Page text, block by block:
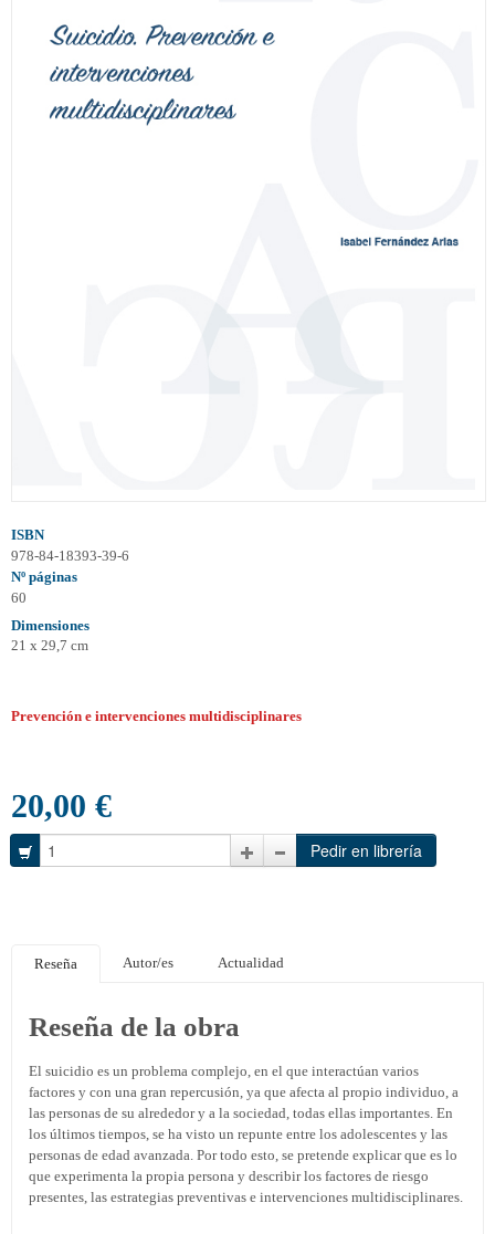
ISBN
978-84-18393-39-6
Nº páginas
60
Dimensiones
21 x 29,7 cm
Prevención e intervenciones multidisciplinares
20,00 €
Reseña Autor/es Actualidad
Reseña de la obra
El suicidio es un problema complejo, en el que interactúan varios
factores y con una gran repercusión, ya que afecta al propio individuo, a
las personas de su alrededor y a la sociedad, todas ellas importantes. En
los últimos tiempos, se ha visto un repunte entre los adolescentes y las
personas de edad avanzada. Por todo esto, se pretende explicar que es lo
que experimenta la propia persona y describir los factores de riesgo
presentes, las estrategias preventivas e intervenciones multidisciplinares.